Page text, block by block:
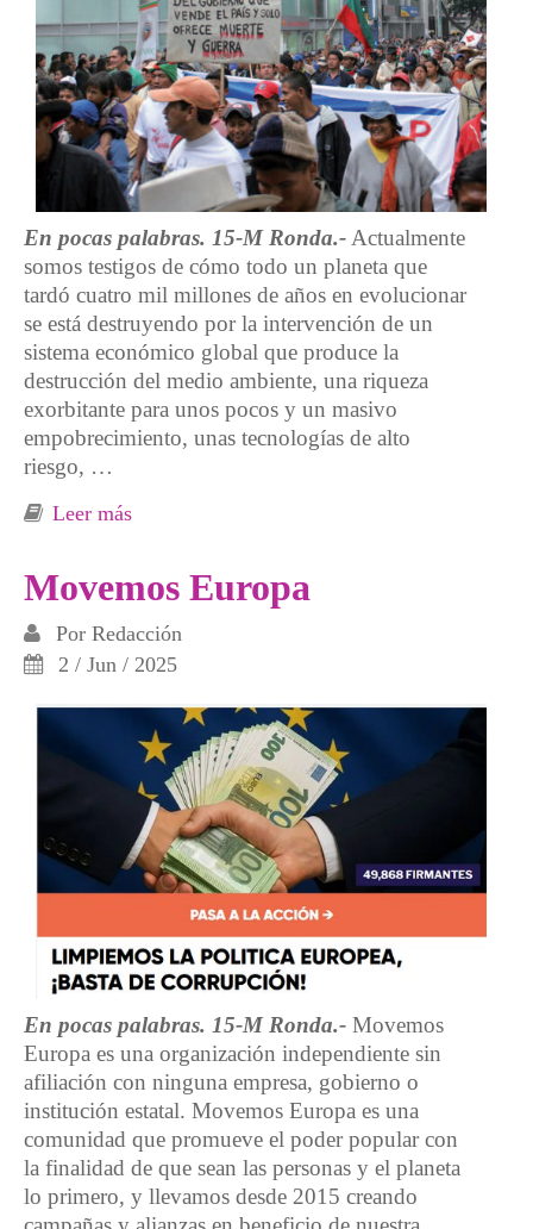
En pocas palabras. 15-M Ronda.- Actualmente
somos testigos de cómo todo un planeta que
tardó cuatro mil millones de años en evolucionar
se está destruyendo por la intervención de un
sistema económico global que produce la
destrucción del medio ambiente, una riqueza
exorbitante para unos pocos y un masivo
empobrecimiento, unas tecnologías de alto
riesgo, …
Leer más
Movemos Europa
Por Redacción
2 / Jun / 2025
En pocas palabras. 15-M Ronda.- Movemos
Europa es una organización independiente sin
afiliación con ninguna empresa, gobierno o
institución estatal. Movemos Europa es una
comunidad que promueve el poder popular con
la finalidad de que sean las personas y el planeta
lo primero, y llevamos desde 2015 creando